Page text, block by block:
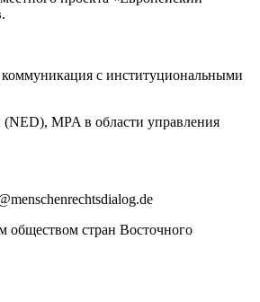
коммуникация с институциональными
MPA в области управления
обществом стран Восточного